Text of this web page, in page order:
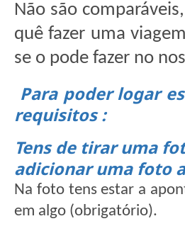
Não são
quê fazer uma
se o pode fazer no
Para poder logar
requisitos :
Tens de tirar uma
adicionar uma foto
Na foto tens estar a
em algo (obrigatório).